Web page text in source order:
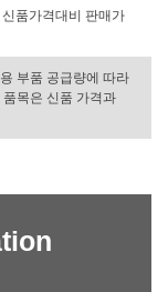
품가격대비 판매가
부품 공급량에 따라
목은 신품 가격과